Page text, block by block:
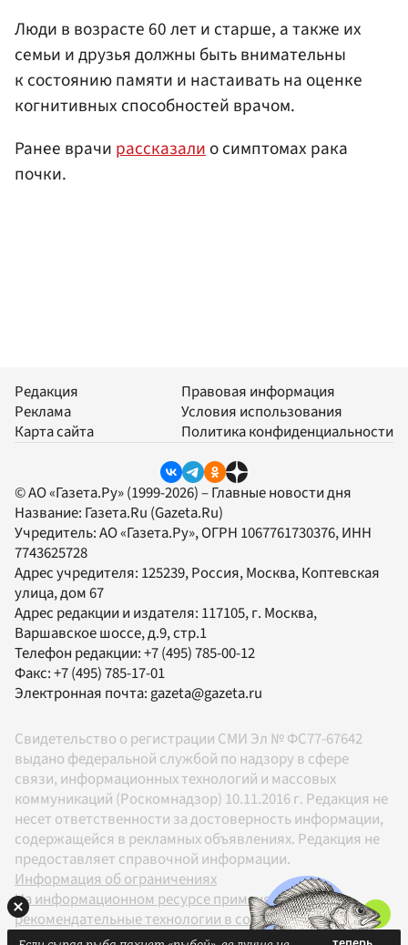
Люди в возрасте 60 лет и старше, а также их
семьи и друзья должны быть внимательны
к состоянию памяти и настаивать на оценке
когнитивных способностей врачом.
Ранее врачи рассказалио симптомах рака
почки.
Редакция
Реклама
Карта сайта
Правовая информация
Условия использования
Политика конфиденциальности
© АО «Газета.Ру» (1999-2026) – Главные новости дня
Название: Газета.Ru (Gazeta.Ru)
Учредитель:АО «Газета.Ру», ОГРН 1067761730376, ИНН
7743625728
Адрес учредителя: 125239, Россия, Москва, Коптевская
улица, дом 67
Адрес редакции и издателя: 117105, г. Москва,
Варшавское шоссе, д.9, стр.1
Телефон редакции:+7 (495) 785-00-12
Факс:+7 (495) 785-17-01
Электронная почта: gazeta@gazeta.ru
Свидетельство о регистрации СМИ Эл № ФС77-67642
выдано федеральной службой по надзору в сфере
связи, информационных технологий и массовых
коммуникаций (Роскомнадзор) 10.11.2016 г. Редакция не
несет ответственности за достоверность информации,
содержащейся в рекламных объявлениях. Редакция не
предоставляет справочной информации.
Информация об ограничениях
На информационном ресурсе применяются
рекомендательные технологии в соответствии с
Правилами